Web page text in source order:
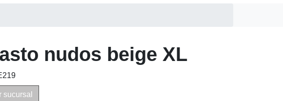
nudos beige XL
sucursal